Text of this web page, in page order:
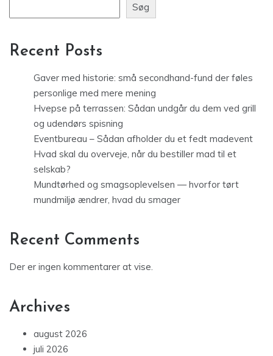
Søg
Recent Posts
Gaver med historie: små secondhand-fund der føles
personlige med mere mening
Hvepse på terrassen: Sådan undgår du dem ved grill
og udendørs spisning
Eventbureau – Sådan afholder du et fedt madevent
Hvad skal du overveje, når du bestiller mad til et
selskab?
Mundtørhed og smagsoplevelsen — hvorfor tørt
mundmiljø ændrer, hvad du smager
Recent Comments
Der er ingen kommentarer at vise.
Archives
august 2026
juli 2026